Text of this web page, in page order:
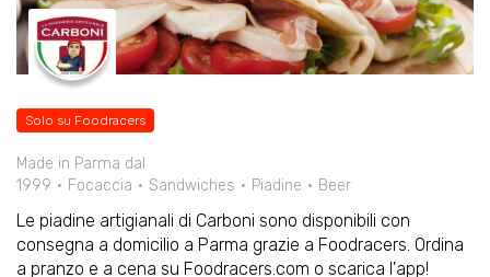
Solo su Foodracers
Made in Parma dal
1999
Focaccia Sandwiches Piadine Beer
Le piadine artigianali di Carboni sono disponibili con
consegna a domicilio a Parma grazie a Foodracers. Ordina
a pranzo e a cena su Foodracers.com o scarica l'app!